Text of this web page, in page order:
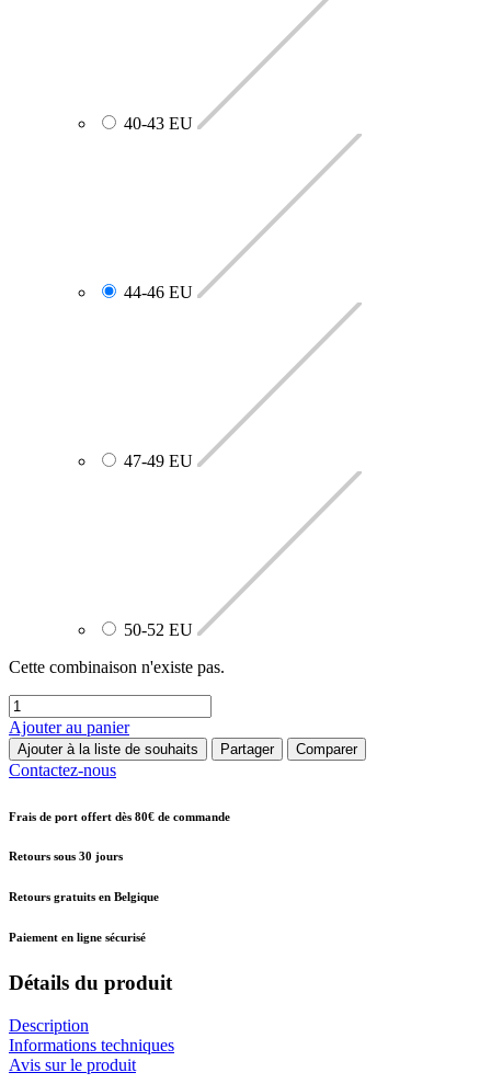
40-43 EU
44-46 EU
47-49 EU
50-52 EU
Cette combinaison n'existe pas.
Ajouter au panier
Ajouter à la liste de souhaits Partager Comparer
Contactez-nous
Frais de port offert dès 80€ de commande
Retours sous 30 jours
Retours gratuits en Belgique
Paiement en ligne sécurisé
Détails du produit
Description
Informations techniques
Avis sur le produit